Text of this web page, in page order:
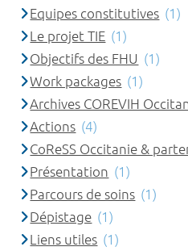
Equipes constitutives (1)
Le projet TIE (1)
Objectifs des FHU (1)
Work packages (1)
Archives COREVIH
Actions (4)
CoReSS Occitanie &
Présentation (1)
Parcours de soins (1)
Dépistage (1)
Liens utiles (1)